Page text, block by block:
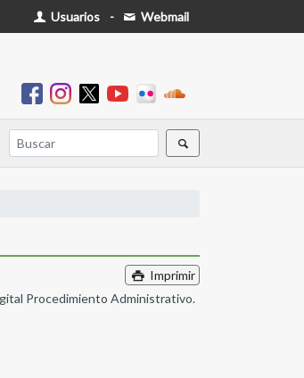
Usuarios - Webmail
Imprimir
Procedimiento Administrativo.